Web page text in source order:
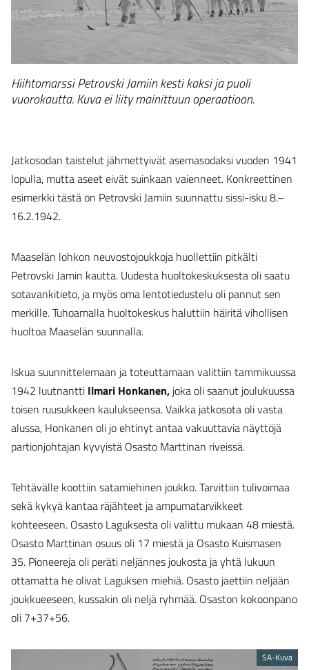
Hiihtomarssi Petrovski Jamiin kesti kaksi ja puoli
vuorokautta. Kuva ei liity mainittuun operaatioon.
Jatkosodan taistelut jähmettyivät asemasodaksi vuoden 1941
lopulla, mutta aseet eivät suinkaan vaienneet. Konkreettinen
esimerkki tästä on Petrovski Jamiin suunnattu sissi-isku 8.–
16.2.1942.
Maaselän lohkon neuvostojoukkoja huollettiin pitkälti
Petrovski Jamin kautta. Uudesta huoltokeskuksesta oli saatu
sotavankitieto, ja myös oma lentotiedustelu oli pannut sen
merkille. Tuhoamalla huoltokeskus haluttiin häiritä vihollisen
huoltoa Maaselän suunnalla.
Iskua suunnittelemaan ja toteuttamaan valittiin tammikuussa
1942 luutnantti Ilmari Honkanen, joka oli saanut joulukuussa
toisen ruusukkeen kaulukseensa. Vaikka jatkosota oli vasta
alussa, Honkanen oli jo ehtinyt antaa vakuuttavia näyttöjä
partionjohtajan kyvyistä Osasto Marttinan riveissä.
Tehtävälle koottiin satamiehinen joukko. Tarvittiin tulivoimaa
sekä kykyä kantaa räjähteet ja ampumatarvikkeet
kohteeseen. Osasto Laguksesta oli valittu mukaan 48 miestä.
Osasto Marttinan osuus oli 17 miestä ja Osasto Kuismasen
35. Pioneereja oli peräti neljännes joukosta ja yhtä lukuun
ottamatta he olivat Laguksen miehiä. Osasto jaettiin neljään
joukkueeseen, kussakin oli neljä ryhmää. Osaston kokoonpano
oli 7+37+56.
SA-Kuva